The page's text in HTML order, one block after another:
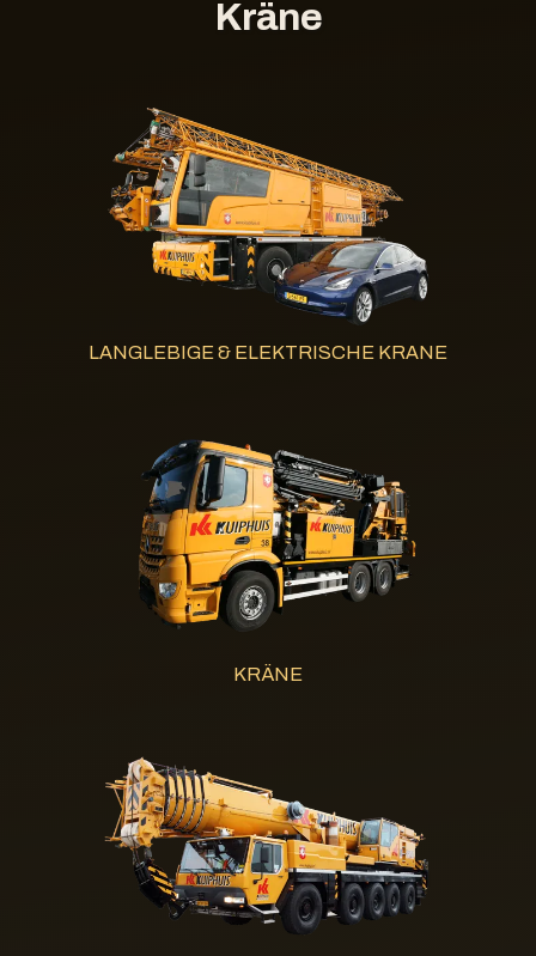
Kräne
LANGLEBIGE & ELEKTRISCHE KRANE
KRÄNE